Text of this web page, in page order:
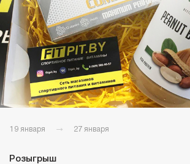
19 января 27 января
Розыгрыш